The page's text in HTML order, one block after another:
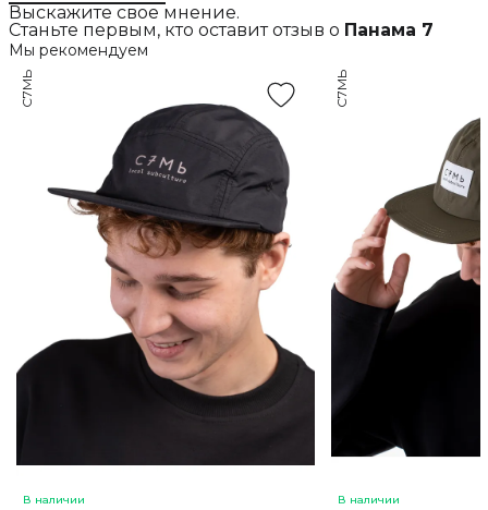
Выскажите свое мнение.
Станьте первым, кто оставит отзыв о Панама 7
Мы рекомендуем
В наличии
С7МЬ
В наличии
С7МЬ